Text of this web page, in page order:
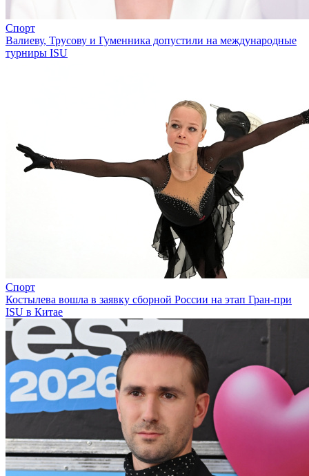
Спорт
Валиеву, Трусову и Гуменника допустили на международные
турниры ISU
Спорт
Костылева вошла в заявку сборной России на этап Гран-при
ISU в Китае